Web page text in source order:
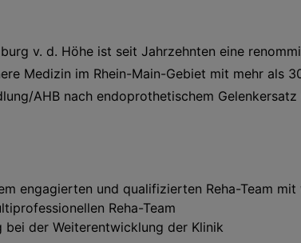
v. d. Höhe ist seit Jahrzehnten eine
Medizin im Rhein-Main-Gebiet mit mehr als
AHB nach endoprothetischem
engagierten und qualifizierten Reha-Team
Reha-Team
der Weiterentwicklung der Klinik